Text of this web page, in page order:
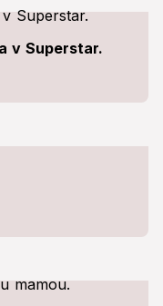
v Superstar.